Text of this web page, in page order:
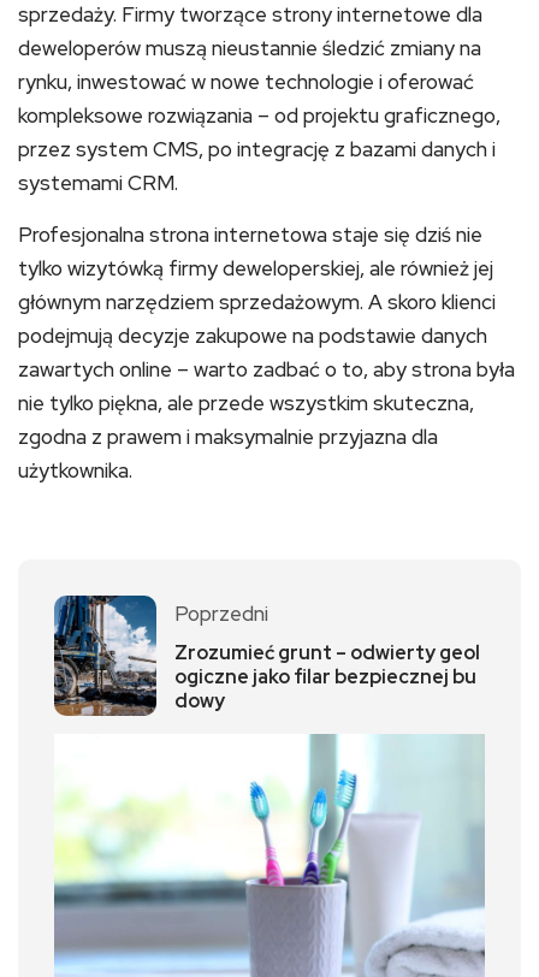
sprzedaży. Firmy tworzące strony internetowe dla
deweloperów muszą nieustannie śledzić zmiany na
rynku, inwestować w nowe technologie i oferować
kompleksowe rozwiązania – od projektu graficznego,
przez system CMS, po integrację z bazami danych i
systemami CRM.
Profesjonalna strona internetowa staje się dziś nie
tylko wizytówką firmy deweloperskiej, ale również jej
głównym narzędziem sprzedażowym. A skoro klienci
podejmują decyzje zakupowe na podstawie danych
zawartych online – warto zadbać o to, aby strona była
nie tylko piękna, ale przede wszystkim skuteczna,
zgodna z prawem i maksymalnie przyjazna dla
użytkownika.
Poprzedni
Zrozumieć grunt – odwierty geol
ogiczne jako filar bezpiecznej bu
dowy